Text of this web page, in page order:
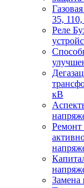
35,
Реле
кВ
Ремонт
Замена